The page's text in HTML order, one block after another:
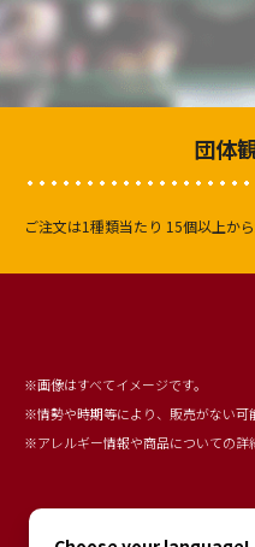
※画像はすべてイメージです。
※情勢や時期等により、販売がない可
※アレルギー情報や商品についての詳
団体
ご注文は1種類当たり 15個以上から